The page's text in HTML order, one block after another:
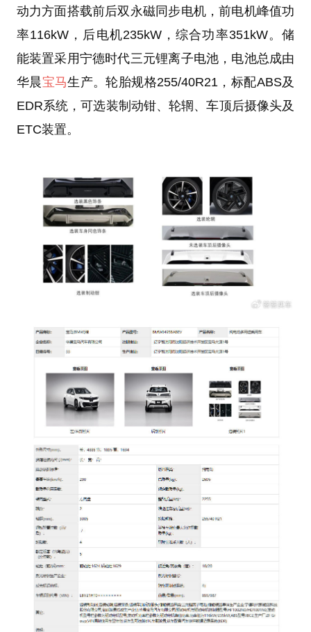
动力方面搭载前后双永磁同步电机，前电机峰值功
率116kW，后电机235kW，综合功率351kW。储
能装置采用宁德时代三元锂离子电池，电池总成由
华晨宝马生产。轮胎规格255/40R21，标配ABS及
EDR系统，可选装制动钳、轮辋、车顶后摄像头及
ETC装置。